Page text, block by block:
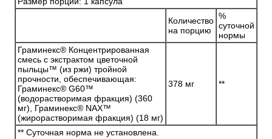
Количество
на порцию
%
суточной
нормы
Граминекс® Концентрированная
смесь с экстрактом цветочной
пыльцы™ (из ржи) тройной
прочности, обеспечивающая:
Граминекс® G60™
(водорастворимая фракция) (360
мг), Граминекс® NAX™
(жирорастворимая фракция) (18 мг)
378 мг **
** Суточная норма не установлена.